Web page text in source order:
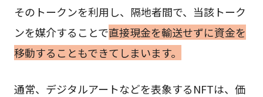
そのトークンを利用し、隔地者間で、当該トーク
ンを媒介することで直接現金を輸送せずに資金を
移動することもできてしまいます。
通常、デジタルアートなどを表象するNFTは、価